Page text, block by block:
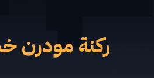
ركنة مودرن